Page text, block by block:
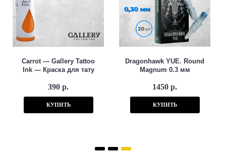
Carrot — Gallery Tattoo
Ink — Краска для тату
390 р.
КУПИТЬ
Dragonhawk YUE. Round
Magnum 0.3 мм
1450 р.
КУПИТЬ